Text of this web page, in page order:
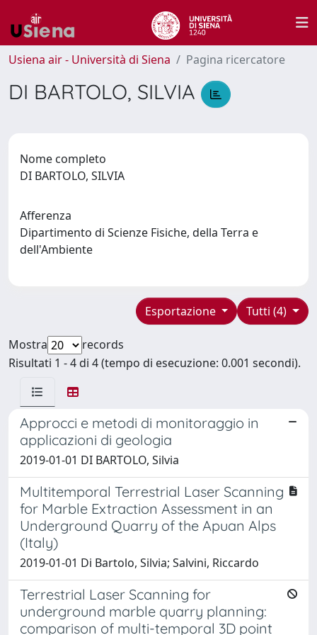
Usiena air - Università di Siena Pagina ricercatore
DI BARTOLO, SILVIA
Nome completo
DI BARTOLO, SILVIA
Afferenza
Dipartimento di Scienze Fisiche, della Terra e
dell'Ambiente
Tutti (4)
Esportazione
Mostra
records
Risultati 1 - 4 di 4 (tempo di esecuzione: 0.001 secondi).
Approcci e metodi di monitoraggio in
applicazioni di geologia
2019-01-01 DI BARTOLO, Silvia
Multitemporal Terrestrial Laser Scanning
for Marble Extraction Assessment in an
Underground Quarry of the Apuan Alps
(Italy)
2019-01-01 Di Bartolo, Silvia; Salvini, Riccardo
Terrestrial Laser Scanning for
underground marble quarry planning:
comparison of multi-temporal 3D point